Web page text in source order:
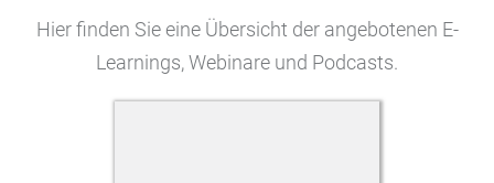
Hier finden Sie eine Übersicht der angebotenen E-
Learnings, Webinare und Podcasts.